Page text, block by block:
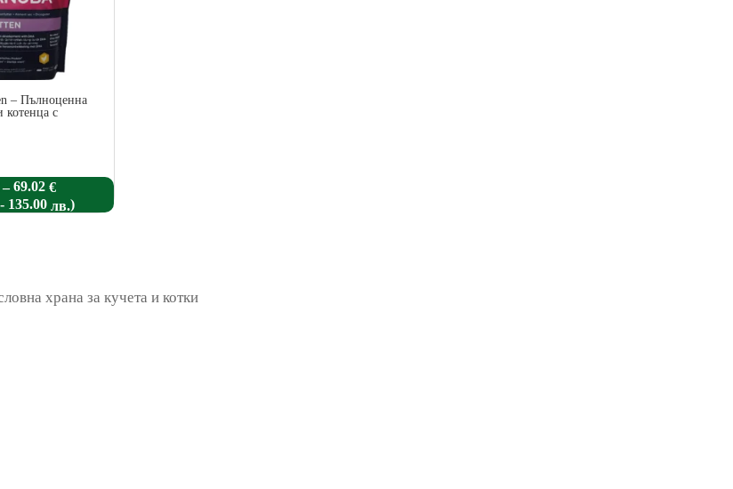
– Пълноценна
котенца с
– 69.02 €Price
range:
4.86 €
- 135.00 лв.)
храна за кучета и котки